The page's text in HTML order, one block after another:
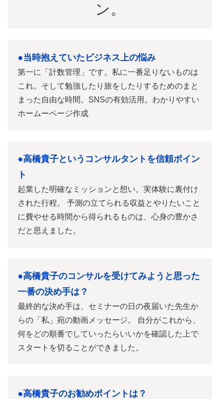
ン。
●当時抱えていたビジネス上の悩み
第一に「計数管理」です。私に一番足りないものは
これ。そして勉強したり旅をしたりするためのまと
まった自由な時間。SNSの有効活用。わかりやすい
ホームーページ作成
●高橋貴子というコンサルタントを信頼ポイン
ト
起業した明確なミッションと想い。実体験に裏付け
された行程。 予測の立てられる収益とやりたいこと
に費やせる時間から得られるものは、心身の豊かさ
だと思えました。
●高橋貴子のコンサルを受けてみようと思った
一番の決め手は？
最終的な決め手は、セミナーの日の夜届いた先生か
らの「私」宛の動画メッセージ。 自分がこれから、
何をどの順番でしていったらいいかを確認した上で
スタートを切ることができました。
●高橋貴子のお勧めポイントは？